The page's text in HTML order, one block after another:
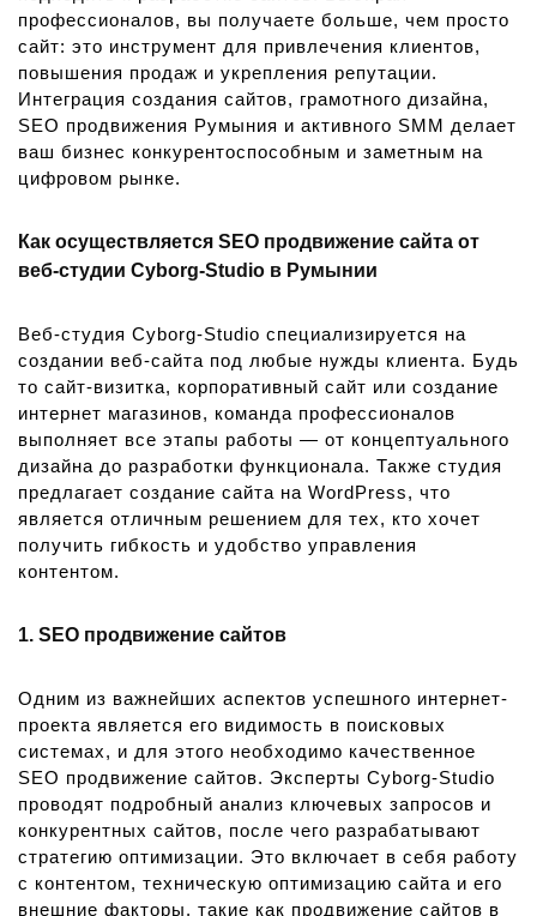
профессионалов, вы получаете больше, чем просто
сайт: это инструмент для привлечения клиентов,
повышения продаж и укрепления репутации.
Интеграция создания сайтов, грамотного дизайна,
SEO продвижения Румыния и активного SMM делает
ваш бизнес конкурентоспособным и заметным на
цифровом рынке.
Как осуществляется SEO продвижение сайта от
веб-студии Cyborg-Studio в Румынии
Веб-студия Cyborg-Studio специализируется на
создании веб-сайта под любые нужды клиента. Будь
то сайт-визитка, корпоративный сайт или создание
интернет магазинов, команда профессионалов
выполняет все этапы работы — от концептуального
дизайна до разработки функционала. Также студия
предлагает создание сайта на WordPress, что
является отличным решением для тех, кто хочет
получить гибкость и удобство управления
контентом.
1. SEO продвижение сайтов
Одним из важнейших аспектов успешного интернет-
проекта является его видимость в поисковых
системах, и для этого необходимо качественное
SEO продвижение сайтов. Эксперты Cyborg-Studio
проводят подробный анализ ключевых запросов и
конкурентных сайтов, после чего разрабатывают
стратегию оптимизации. Это включает в себя работу
с контентом, техническую оптимизацию сайта и его
внешние факторы, такие как продвижение сайтов в